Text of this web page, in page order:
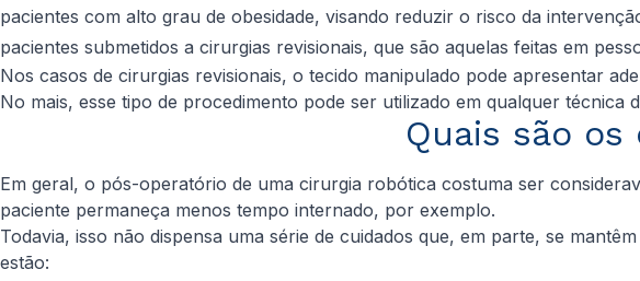
pacientes com alto grau de obesidade, visando reduzir o risco da
pacientes submetidos a cirurgias revisionais, que são aquelas feitas em
Nos casos de cirurgias revisionais, o tecido manipulado pode apresentar
No mais, esse tipo de procedimento pode ser utilizado em qualquer
Quais são os
Em geral, o pós-operatório de uma cirurgia robótica costuma ser
paciente permaneça menos tempo internado, por exemplo.
Todavia, isso não dispensa uma série de cuidados que, em parte, se
estão: